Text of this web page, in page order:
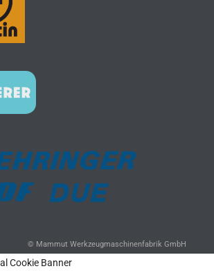
© Mammut Werkzeugmaschinenfabrik GmbH
Cookie Banner